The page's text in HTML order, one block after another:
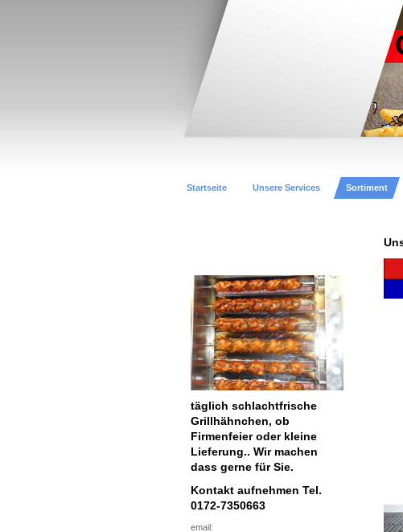
Startseite Unsere Services Sortiment
täglich schlachtfrische
Grillhähnchen, ob
Firmenfeier oder kleine
Lieferung.. Wir machen
dass gerne für Sie.
Kontakt aufnehmen Tel.
0172-7350663
email: